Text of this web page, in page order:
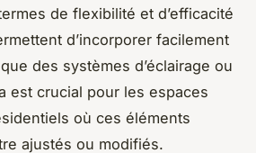
de flexibilité et d’efficacité
d’incorporer facilement
des systèmes d’éclairage ou
est crucial pour les espaces
où ces éléments
ajustés ou modifiés.